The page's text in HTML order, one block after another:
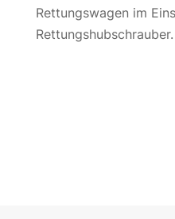
Rettungswagen im
Rettungshubschrauber.